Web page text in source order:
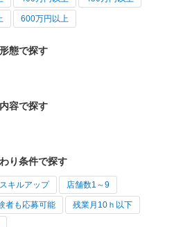
600万円以上
態で探す
容で探す
り条件で探す
スキルアップ 店舗数1～9
者も応募可能 残業月10ｈ以下